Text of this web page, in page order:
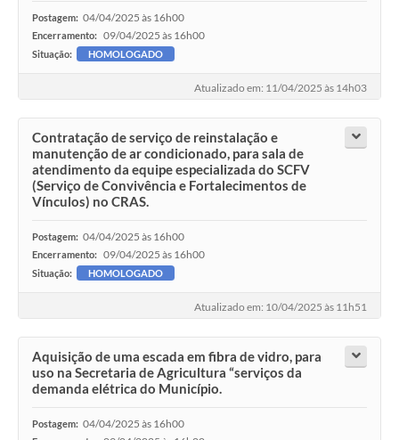
Postagem: 04/04/2025 às 16h00
Encerramento: 09/04/2025 às 16h00
Situação: HOMOLOGADO
Atualizado em: 11/04/2025 às 14h03
Contratação de serviço de reinstalação e
manutenção de ar condicionado, para sala de
atendimento da equipe especializada do SCFV
(Serviço de Convivência e Fortalecimentos de
Vínculos) no CRAS.
Postagem: 04/04/2025 às 16h00
Encerramento: 09/04/2025 às 16h00
Situação: HOMOLOGADO
Atualizado em: 10/04/2025 às 11h51
Aquisição de uma escada em fibra de vidro, para
uso na Secretaria de Agricultura “serviços da
demanda elétrica do Município.
Postagem: 04/04/2025 às 16h00